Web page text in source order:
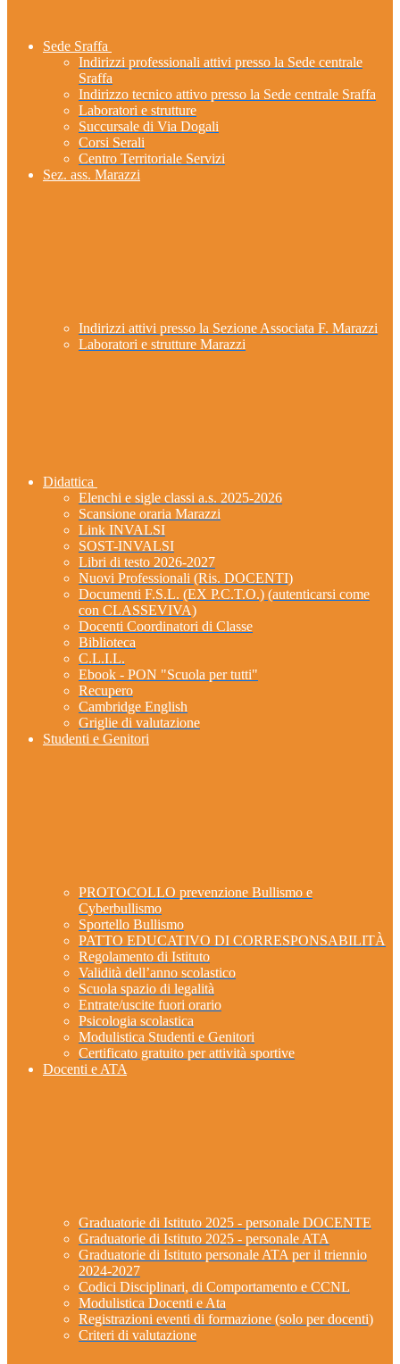
Sede Sraffa
Indirizzi professionali attivi presso la Sede centrale
Sraffa
Indirizzo tecnico attivo presso la Sede centrale Sraffa
Laboratori e strutture
Succursale di Via Dogali
Corsi Serali
Centro Territoriale Servizi
Sez. ass. Marazzi
Indirizzi attivi presso la Sezione Associata F. Marazzi
Laboratori e strutture Marazzi
Didattica
Elenchi e sigle classi a.s. 2025-2026
Scansione oraria Marazzi
Link INVALSI
SOST-INVALSI
Libri di testo 2026-2027
Nuovi Professionali (Ris. DOCENTI)
Documenti F.S.L. (EX P.C.T.O.) (autenticarsi come
con CLASSEVIVA)
Docenti Coordinatori di Classe
Biblioteca
C.L.I.L.
Ebook - PON "Scuola per tutti"
Recupero
Cambridge English
Griglie di valutazione
Studenti e Genitori
PROTOCOLLO prevenzione Bullismo e
Cyberbullismo
Sportello Bullismo
PATTO EDUCATIVO DI CORRESPONSABILITÀ
Regolamento di Istituto
Validità dell’anno scolastico
Scuola spazio di legalità
Entrate/uscite fuori orario
Psicologia scolastica
Modulistica Studenti e Genitori
Certificato gratuito per attività sportive
Docenti e ATA
Graduatorie di Istituto 2025 - personale DOCENTE
Graduatorie di Istituto 2025 - personale ATA
Graduatorie di Istituto personale ATA per il triennio
2024-2027
Codici Disciplinari, di Comportamento e CCNL
Modulistica Docenti e Ata
Registrazioni eventi di formazione (solo per docenti)
Criteri di valutazione